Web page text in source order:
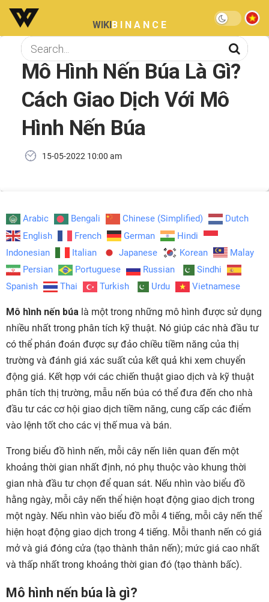
WIKIBINANCE
Mô Hình Nến Búa Là Gì?
Cách Giao Dịch Với Mô
Hình Nến Búa
15-05-2022 10:00 am
Arabic Bengali Chinese (Simplified)
Dutch
English
French German
Hindi
Indonesian
Italian Japanese Korean
Malay
Persian
Portuguese Russian
Sindhi
Spanish
Thai Turkish Urdu Vietnamese
Mô hình nến búa là một trong những mô hình được sử dụng
nhiều nhất trong phân tích kỹ thuật. Nó giúp các nhà đầu tư
có thể phán đoán được sự đảo chiều tiềm năng của thị
trường và đánh giá xác suất của kết quả khi xem chuyển
động giá. Kết hợp với các chiến thuật giao dịch và kỹ thuật
phân tích thị trường, mẫu nến búa có thể đưa đến cho nhà
đầu tư các cơ hội giao dịch tiềm năng, cung cấp các điểm
vào lệnh tốt cho các vị thế mua và bán.
Trong biểu đồ hình nến, mỗi cây nến liên quan đến một
khoảng thời gian nhất định, nó phụ thuộc vào khung thời
gian nhà đầu tư chọn để quan sát. Nếu nhìn vào biểu đồ
hằng ngày, mỗi cây nến thể hiện hoạt động giao dịch trong
một ngày. Nếu nhìn vào biểu đồ mỗi 4 tiếng, mỗi cây nến thể
hiện hoạt động giao dịch trong 4 tiếng. Mỗi thanh nến có giá
mở và giá đóng cửa (tạo thành thân nến); mức giá cao nhất
và thấp nhất trong khoảng thời gian đó (tạo thành bấc).
Mô hình nến búa là gì?